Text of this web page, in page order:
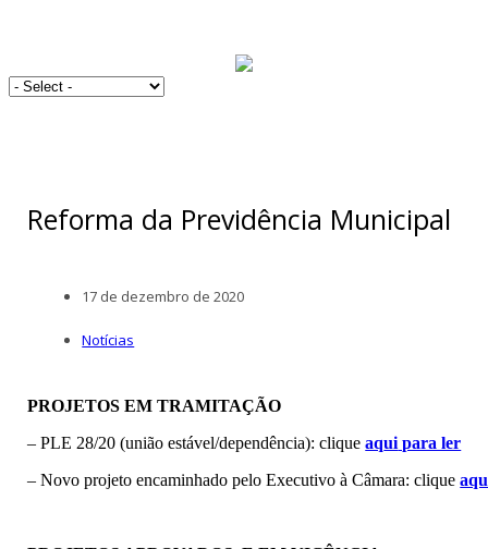
Reforma da Previdência Municipal
17 de dezembro de 2020
Notícias
PROJETOS EM TRAMITAÇÃO
– PLE 28/20 (união estável/dependência): cliqueaqui para ler
– Novo projeto encaminhado pelo Executivo à Câmara: clique